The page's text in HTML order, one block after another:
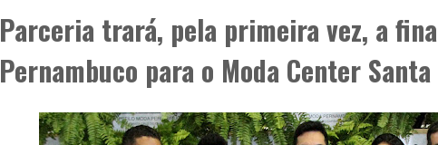
Parceria trará, pela primeira vez, a
Pernambuco para o Moda Center Santa